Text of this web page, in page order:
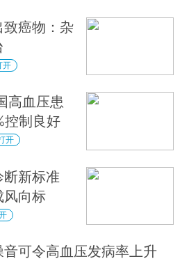
癌物：杂
开
高血压患
控制良好
开
新标准
风向标
可令高血压发病率上升